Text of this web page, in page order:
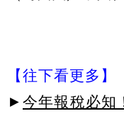
【往下看更多】
► 今年報稅必知